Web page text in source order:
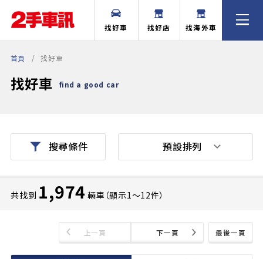
找好車 找好店 找海外車
首頁 找好車
找好車 find a good car
搜尋條件
共找到 1,974 輛車（顯示1〜12件）
最後一頁
上一頁 下一頁
預設排列